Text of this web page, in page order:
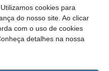
cookies para
do nosso site. Ao clicar
com o uso de cookies
detalhes na nossa